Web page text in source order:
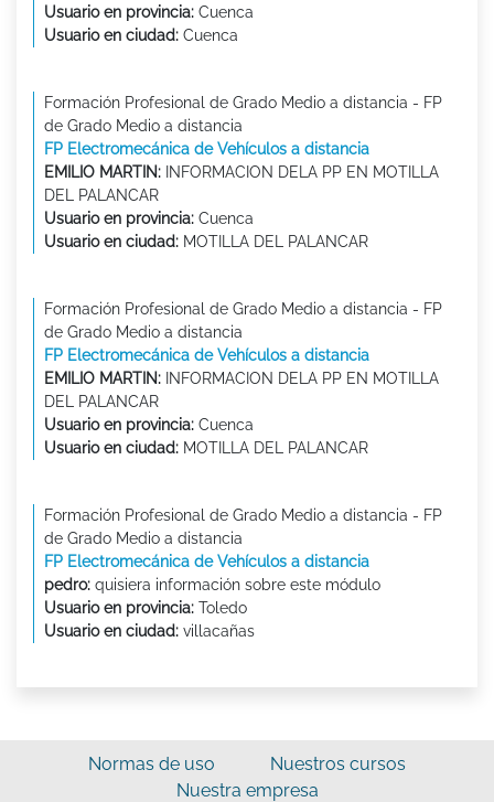
Usuario en provincia: Cuenca
Usuario en ciudad: Cuenca
Formación Profesional de Grado Medio a distancia - FP
de Grado Medio a distancia
FP Electromecánica de Vehículos a distancia
EMILIO MARTIN: INFORMACION DELA PP EN MOTILLA
DEL PALANCAR
Usuario en provincia: Cuenca
Usuario en ciudad: MOTILLA DEL PALANCAR
Formación Profesional de Grado Medio a distancia - FP
de Grado Medio a distancia
FP Electromecánica de Vehículos a distancia
EMILIO MARTIN: INFORMACION DELA PP EN MOTILLA
DEL PALANCAR
Usuario en provincia: Cuenca
Usuario en ciudad: MOTILLA DEL PALANCAR
Formación Profesional de Grado Medio a distancia - FP
de Grado Medio a distancia
FP Electromecánica de Vehículos a distancia
pedro: quisiera información sobre este módulo
Usuario en provincia: Toledo
Usuario en ciudad: villacañas
Normas de uso
Nuestros cursos
Nuestra empresa